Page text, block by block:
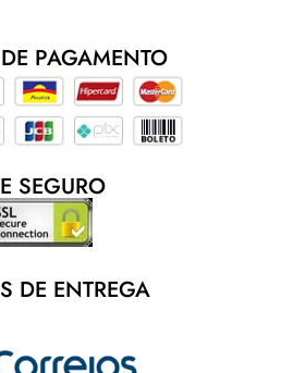
PAGAMENTO
SEGURO
DE ENTREGA